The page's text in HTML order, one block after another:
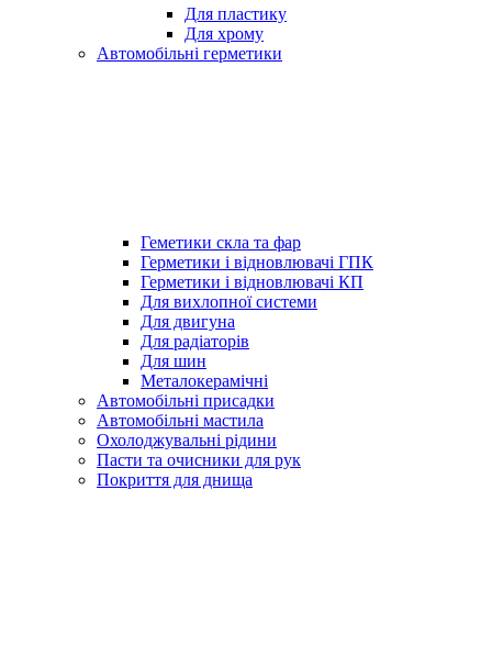
Для пластику
Для хрому
Автомобільні герметики
Геметики скла та фар
Герметики і відновлювачі ГПК
Герметики і відновлювачі КП
Для вихлопної системи
Для двигуна
Для радіаторів
Для шин
Металокерамічні
Автомобільні присадки
Автомобільні мастила
Охолоджувальні рідини
Пасти та очисники для рук
Покриття для днища